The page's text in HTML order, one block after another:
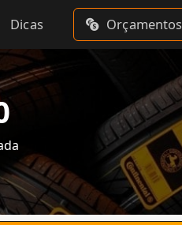
Dicas Orçamentos